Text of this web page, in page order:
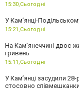
15:30,Сьогодні
У Кам’янці-
15:21,Сьогодні
На Камʼянеччині двоє
гривень
15:11,Сьогодні
У Камʼянці засудили
стосовно співмешканки